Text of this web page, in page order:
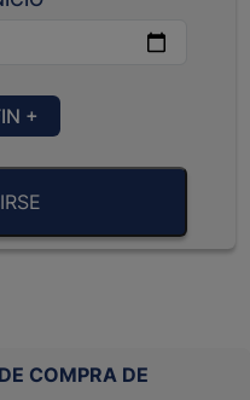
+
COMPRA DE